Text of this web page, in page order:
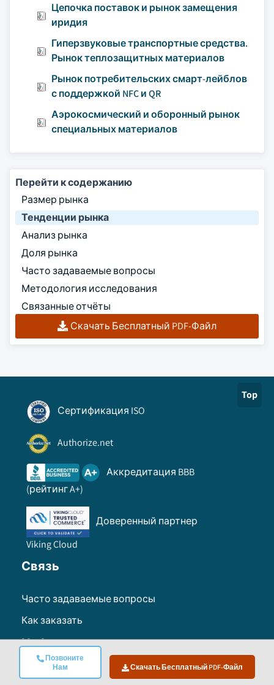
Позвоните
Нам
Скачать Бесплатный PDF-Файл
Цепочка поставок и рынок замещения
иридия
Гиперзвуковые транспортные средства.
Рынок теплозащитных материалов
Рынок потребительских смарт-лейблов
с поддержкой NFC и QR
Аэрокосмический и оборонный рынок
специальных материалов
Перейти к содержанию
Размер рынка
Тенденции рынка
Анализ рынка
Доля рынка
Часто задаваемые вопросы
Методология исследования
Связанные отчёты
Скачать Бесплатный PDF-Файл
Top
Сертификация ISO
Authorize.net
Аккредитация BBB
(рейтинг A+)
Доверенный партнер
Viking Cloud
Связь
Часто задаваемые вопросы
Как заказать
Информация
Условия эксплуатации